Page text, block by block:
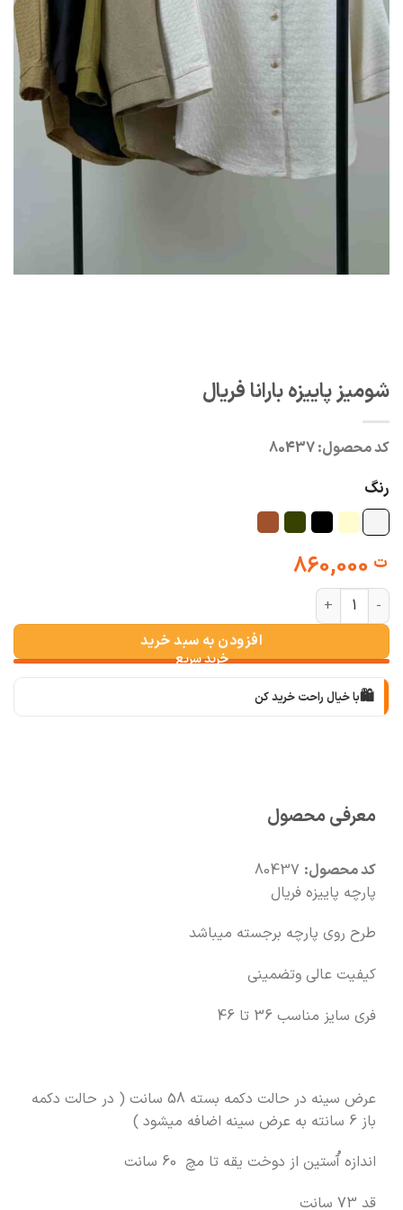
شومیز پاییزه بارانا فریال
کد محصول:80437
رنگ
ت860,000
شومیز پاییزه بارانا فریال عدد
افزودن به سبد خرید
🛍️با خیال راحت خرید کن
🧡بعد از خرید هم کنارتیم
معرفی محصول
کد محصول: 80437
پارچه پاییزه فریال
طرح روی پارچه برجسته میباشد
کیفیت عالی وتضمینی
فری سایز مناسب 36 تا 46
عرض سینه در حالت دکمه بسته 58 سانت ( در حالت دکمه
باز 6 سانته به عرض سینه اضافه میشود )
اندازه آُستین از دوخت یقه تا مچ 60 سانت
قد 73 سانت